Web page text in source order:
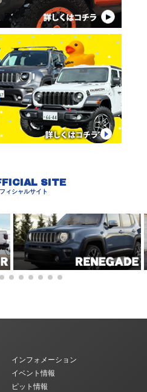
SITE
ィシャルサイト
インフォメーション
イベント情報
ピット情報